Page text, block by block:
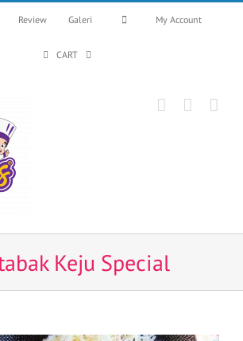
Review Galeri My Account
CART
Keju Special